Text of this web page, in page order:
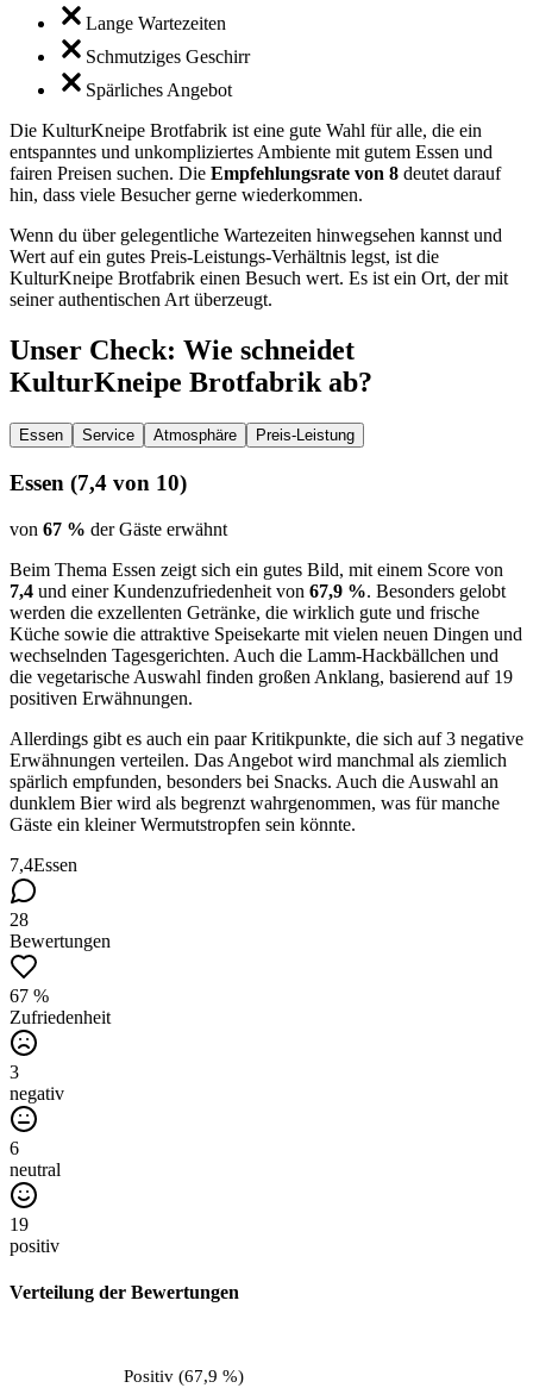
Lange Wartezeiten
Schmutziges Geschirr
Spärliches Angebot
Die KulturKneipe Brotfabrik ist eine gute Wahl für alle, die ein
entspanntes und unkompliziertes Ambiente mit gutem Essen und
fairen Preisen suchen. Die Empfehlungsrate von 8 deutet darauf
hin, dass viele Besucher gerne wiederkommen.
Wenn du über gelegentliche Wartezeiten hinwegsehen kannst und
Wert auf ein gutes Preis-Leistungs-Verhältnis legst, ist die
KulturKneipe Brotfabrik einen Besuch wert. Es ist ein Ort, der mit
seiner authentischen Art überzeugt.
Unser Check: Wie schneidet
KulturKneipe Brotfabrikab?
Essen Service Atmosphäre Preis-Leistung
Essen (7,4 von 10)
von 67 % der Gäste erwähnt
Beim Thema Essen zeigt sich ein gutes Bild, mit einem Score von
7,4 und einer Kundenzufriedenheit von 67,9 %. Besonders gelobt
werden die exzellenten Getränke, die wirklich gute und frische
Küche sowie die attraktive Speisekarte mit vielen neuen Dingen und
wechselnden Tagesgerichten. Auch die Lamm-Hackbällchen und
die vegetarische Auswahl finden großen Anklang, basierend auf 19
positiven Erwähnungen.
Allerdings gibt es auch ein paar Kritikpunkte, die sich auf 3 negative
Erwähnungen verteilen. Das Angebot wird manchmal als ziemlich
spärlich empfunden, besonders bei Snacks. Auch die Auswahl an
dunklem Bier wird als begrenzt wahrgenommen, was für manche
Gäste ein kleiner Wermutstropfen sein könnte.
7,4Essen
28
Bewertungen
67 %
Zufriedenheit
3
negativ
6
neutral
19
positiv
Verteilung der Bewertungen
Positiv(67,9 %)